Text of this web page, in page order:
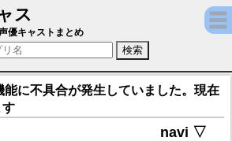
ス
（声優：速水奨)【AFK アリーナ
優キャストまとめ
能に不具合が発生していました。現在
navi ▽